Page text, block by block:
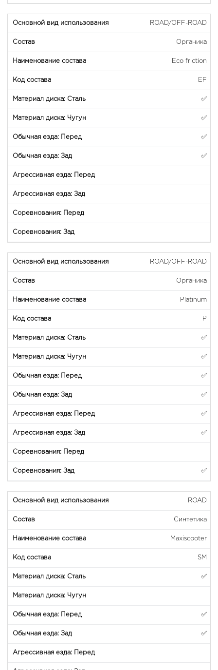
ROAD/OFF-ROAD
Органика
Eco friction
EF
✅
✅
✅
✅
ROAD/OFF-ROAD
Органика
Platinum
P
✅
✅
✅
✅
✅
✅
✅
ROAD
Синтетика
Maxiscooter
SM
✅
✅
✅